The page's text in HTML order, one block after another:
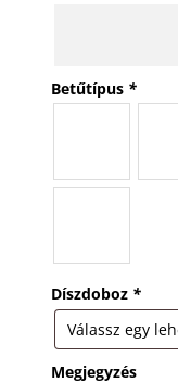
Betűtípus *
Díszdoboz *
Megjegyzés